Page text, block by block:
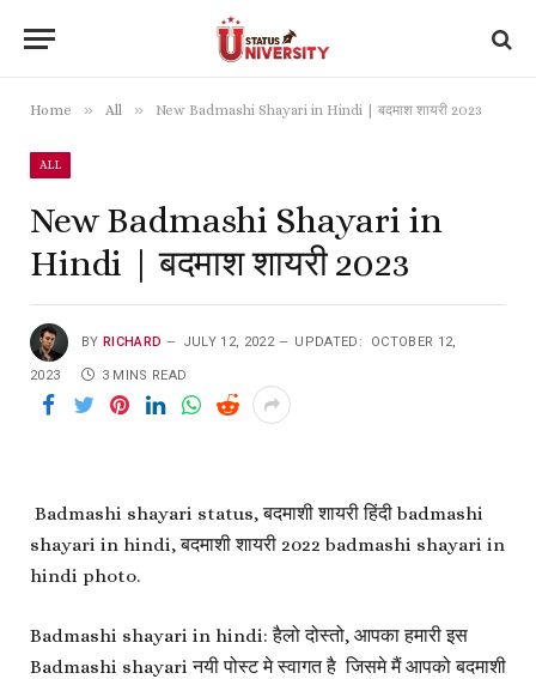
Home » All » New Badmashi Shayari in Hindi | बदमाश शायरी 2023
ALL
New Badmashi Shayari in
Hindi | बदमाश शायरी 2023
BY RICHARD JULY 12, 2022 UPDATED: OCTOBER 12,
2023 3 MINS READ
Badmashi shayari status, बदमाशी शायरी हिंदी badmashi
shayari in hindi, बदमाशी शायरी 2022 badmashi shayari in
hindi photo.
Badmashi shayari in hindi: हैलो दोस्तो, आपका हमारी इस
Badmashi shayari नयी पोस्ट मे स्वागत है जिसमे मैं आपको बदमाशी